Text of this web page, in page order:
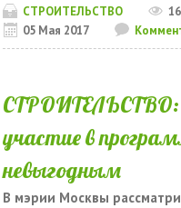
СТРОИТЕЛЬСТВО
05 Мая 2017
СТРОИТЕЛЬСТВО:
участие в
невыгодным
В мэрии Москвы